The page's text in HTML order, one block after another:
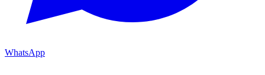
WhatsApp